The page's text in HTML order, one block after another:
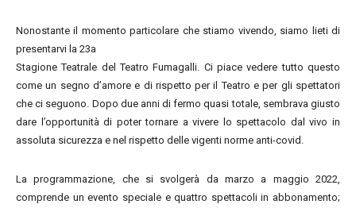
Nonostante il momento particolare che stiamo vivendo, siamo lieti di
presentarvi la 23a
Stagione Teatrale del Teatro Fumagalli. Ci piace vedere tutto questo
come un segno d’amore e di rispetto per il Teatro e per gli spettatori
che ci seguono. Dopo due anni di fermo quasi totale, sembrava giusto
dare l’opportunità di poter tornare a vivere lo spettacolo dal vivo in
assoluta sicurezza e nel rispetto delle vigenti norme anti-covid.
La programmazione, che si svolgerà da marzo a maggio 2022,
comprende un evento speciale e quattro spettacoli in abbonamento;